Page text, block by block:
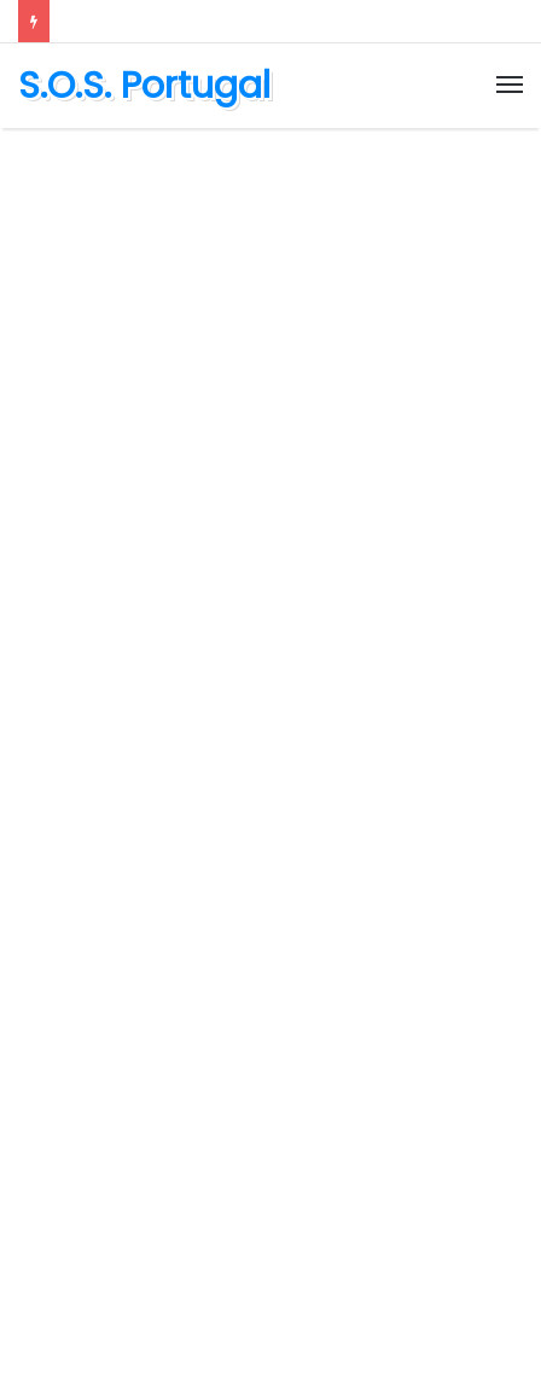
S.O.S. Portugal